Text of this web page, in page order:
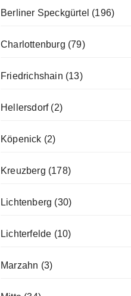
Berliner Speckgürtel (196)
Charlottenburg (79)
Friedrichshain (13)
Hellersdorf(2)
Köpenick (2)
Kreuzberg (178)
Lichtenberg (30)
Lichterfelde (10)
Marzahn (3)